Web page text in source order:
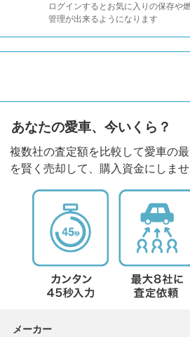
ログインするとお気に入りの保存や
管理が出来るようになります
あなたの愛車、今いくら？
複数社の査定額を比較して愛車の
を賢く売却して、購入資金にしませ
メーカー